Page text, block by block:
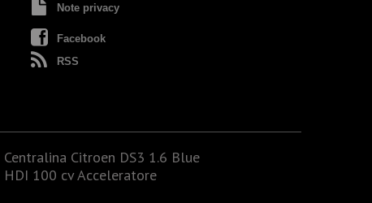
Note privacy
Facebook
RSS
Centralina Citroen DS3 1.6 Blue
HDI 100 cv Acceleratore